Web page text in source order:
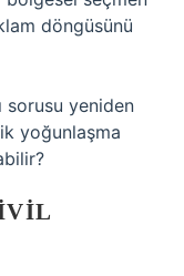
döngüsünü
sorusu yeniden
yoğunlaşma